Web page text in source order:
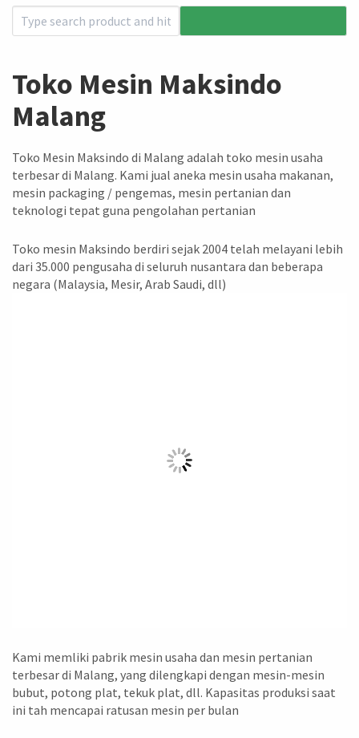
Toko Mesin Maksindo
Malang
Toko Mesin Maksindo di Malang adalah toko mesin usaha
terbesar di Malang. Kami jual aneka mesin usaha makanan,
mesin packaging / pengemas, mesin pertanian dan
teknologi tepat guna pengolahan pertanian
Toko mesin Maksindo berdiri sejak 2004 telah melayani lebih
dari 35.000 pengusaha di seluruh nusantara dan beberapa
negara (Malaysia, Mesir, Arab Saudi, dll)
Kami memliki pabrik mesin usaha dan mesin pertanian
terbesar di Malang, yang dilengkapi dengan mesin-mesin
bubut, potong plat, tekuk plat, dll. Kapasitas produksi saat
ini tah mencapai ratusan mesin per bulan